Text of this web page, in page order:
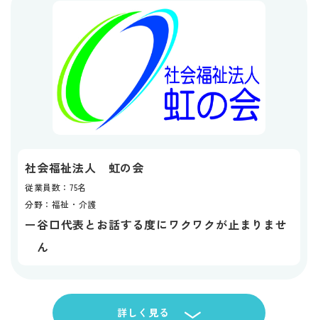
社会福祉法人 虹の会
従業員数：75名
分野：福祉・介護
ー谷口代表とお話する度にワクワクが止まりませ
ん
詳しく見る